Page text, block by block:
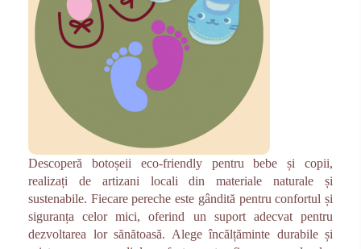
Descoperă botoșeii eco-friendly pentru bebe și copii,
realizați de artizani locali din materiale naturale și
sustenabile. Fiecare pereche este gândită pentru confortul și
siguranța celor mici, oferind un suport adecvat pentru
dezvoltarea lor sănătoasă. Alege încălțăminte durabile și